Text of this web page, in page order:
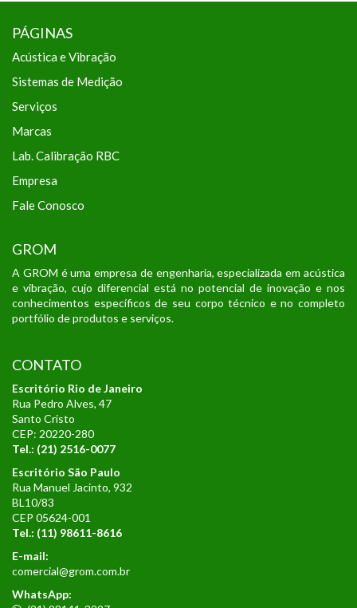
PÁGINAS
Acústica e Vibração
Sistemas de Medição
Serviços
Marcas
Lab. Calibração RBC
Empresa
Fale Conosco
GROM
A GROM é uma empresa de engenharia, especializada em acústica
e vibração, cujo diferencial está no potencial de inovação e nos
conhecimentos específicos de seu corpo técnico e no completo
portfólio de produtos e serviços.
CONTATO
Escritório Rio de Janeiro
Rua Pedro Alves, 47
Santo Cristo
CEP: 20220-280
Tel.: (21) 2516-0077
Escritório São Paulo
Rua Manuel Jacinto, 932
BL10/83
CEP 05624-001
Tel.: (11) 98611-8616
E-mail:
comercial@grom.com.br
WhatsApp: